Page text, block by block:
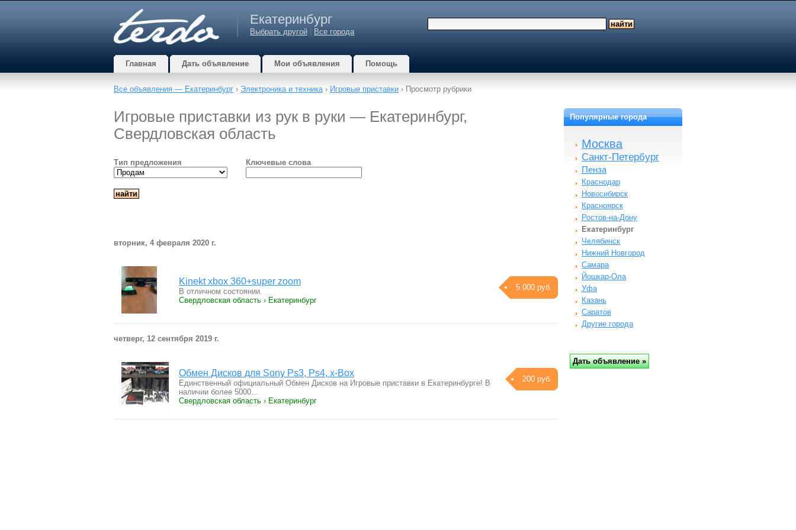
Екатеринбург
Выбрать другой Все города
Главная Дать объявление Мои объявления Помощь
Все объявления — Екатеринбург › Электроника и техника› Игровые приставки › Просмотр рубрики
Игровые приставки из рук в руки — Екатеринбург,
Свердловская область
Тип предложения Ключевые слова
вторник, 4 февраля 2020 г.
Kinekt xbox 360+super zoom
5 000 руб.
В отличном состоянии.
Свердловская область › Екатеринбург
четверг, 12 сентября 2019 г.
Обмен Дисков для Sony Ps3, Ps4, x-Box
200 руб.
Единственный официальный Обмен Дисков на Игровые приставки в Екатеринбурге! В
наличии более 5000…
Свердловская область › Екатеринбург
Популярные города
Москва
Санкт-Петербург
Пенза
Краснодар
Новосибирск
Красноярск
Ростов-на-Дону
Екатеринбург
Челябинск
Нижний Новгород
Самара
Йошкар-Ола
Уфа
Казань
Саратов
Другие города